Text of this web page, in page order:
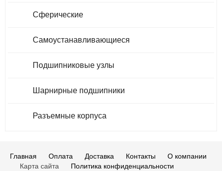
Сферические
Самоустанавливающиеся
Подшипниковые узлы
Шарнирные подшипники
Разъемные корпуса
Главная Оплата Доставка Контакты
О компании
Карта сайта
Политика конфиденциальности